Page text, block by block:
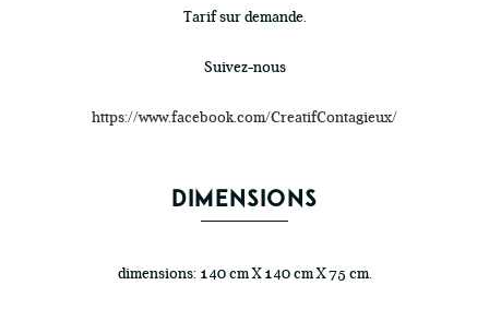
Tarif sur demande.
Suivez-nous
https://www.facebook.com/CreatifContagieux/
DIMENSIONS
dimensions: 140 cm X 140 cm X 75 cm.